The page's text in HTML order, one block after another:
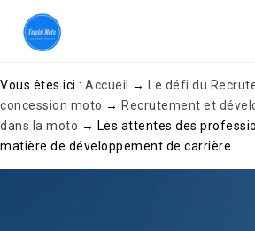
Vous êtes ici : Accueil →
Le défi du
concession moto → Recrutement et
dans la moto → Les attentes des
matière de développement de carrière